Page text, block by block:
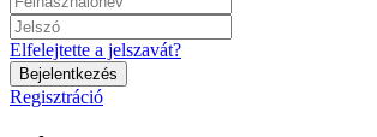
Elfelejtette a jelszavát?
Bejelentkezés
Regisztráció